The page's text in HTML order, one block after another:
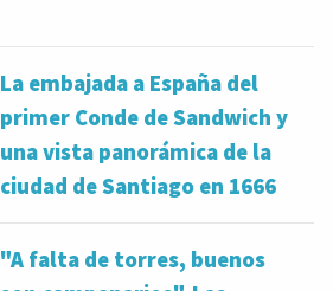
La embajada a España del
primer Conde de Sandwich y
una vista panorámica de la
ciudad de Santiago en 1666
"A falta de torres, buenos